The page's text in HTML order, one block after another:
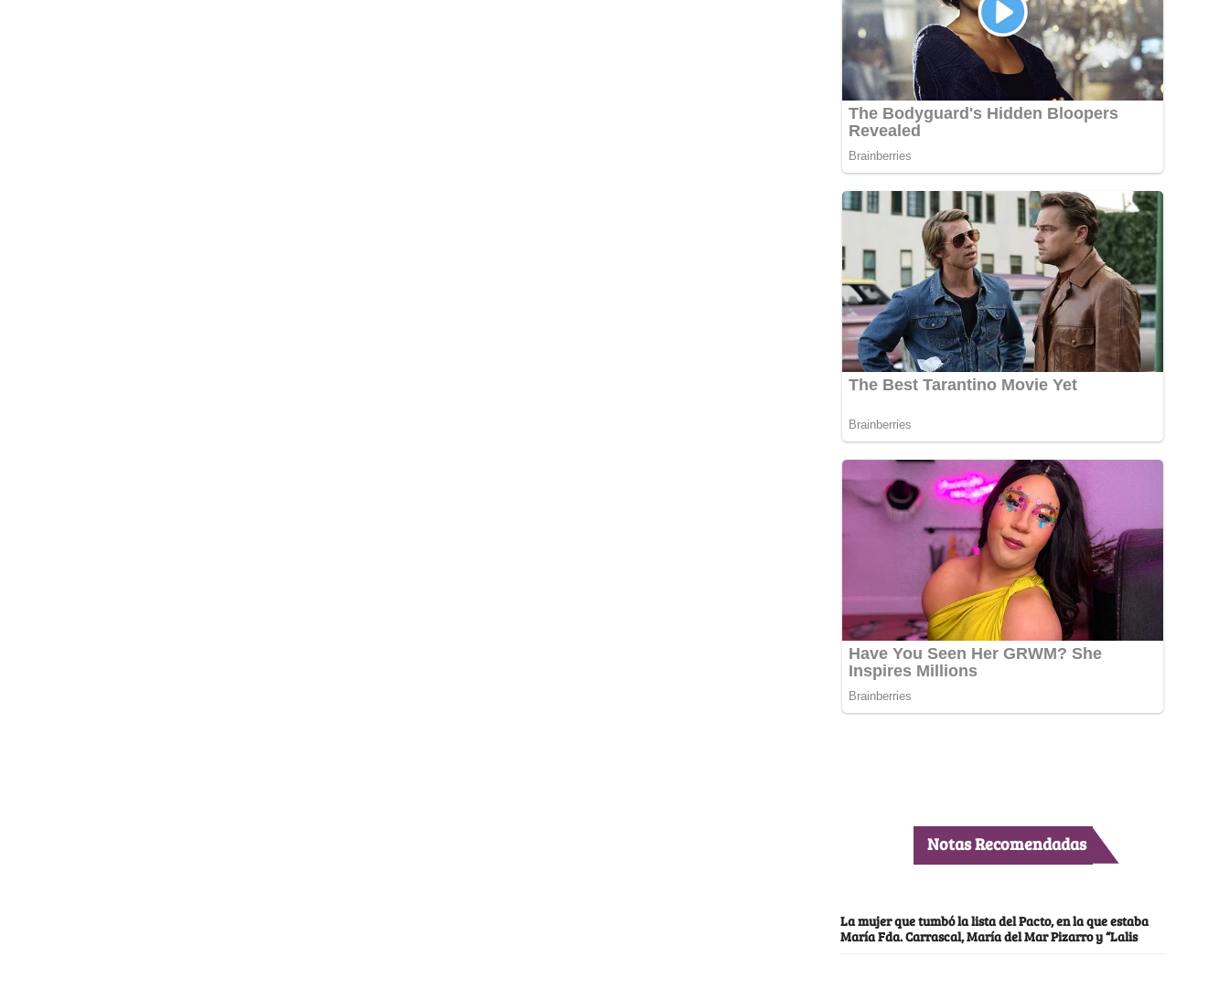
Notas Recomendadas
La mujer que tumbó la lista del Pacto, en la que estaba
María Fda. Carrascal, María del Mar Pizarro y “Lalis